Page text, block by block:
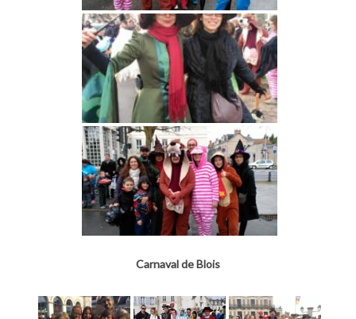
Carnaval de Blois